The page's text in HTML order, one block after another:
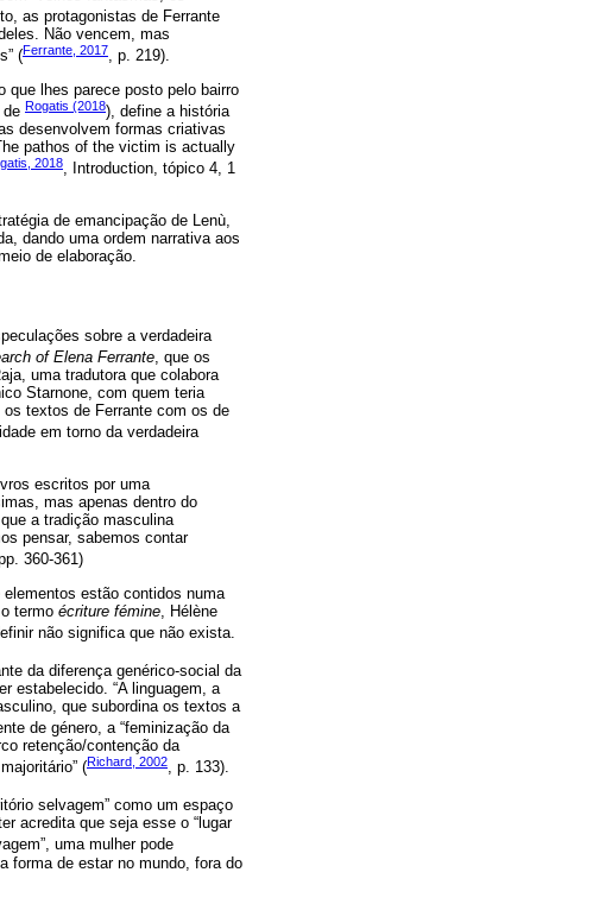
as protagonistas de Ferrante
Não vencem, mas
(Ferrante, 2017, p. 219).
que lhes parece posto pelo bairro
de Rogatis (2018), define a história
desenvolvem formas criativas
pathos of the victim is actually
2018, Introduction, tópico 4, 1
de emancipação de Lenù,
dando uma ordem narrativa aos
de elaboração.
sobre a verdadeira
of Elena Ferrante, que os
uma tradutora que colabora
Starnone, com quem teria
textos de Ferrante com os de
em torno da verdadeira
escritos por uma
mas apenas dentro do
a tradição masculina
pensar, sabemos contar
360-361)
estão contidos numa
termo écriture fémine, Hélène
não significa que não exista.
da diferença genérico-social da
estabelecido. “A linguagem, a
que subordina os textos a
de género, a “feminização da
retenção/contenção da
(Richard, 2002, p. 133).
selvagem” como um espaço
acredita que seja esse o “lugar
uma mulher pode
forma de estar no mundo, fora do